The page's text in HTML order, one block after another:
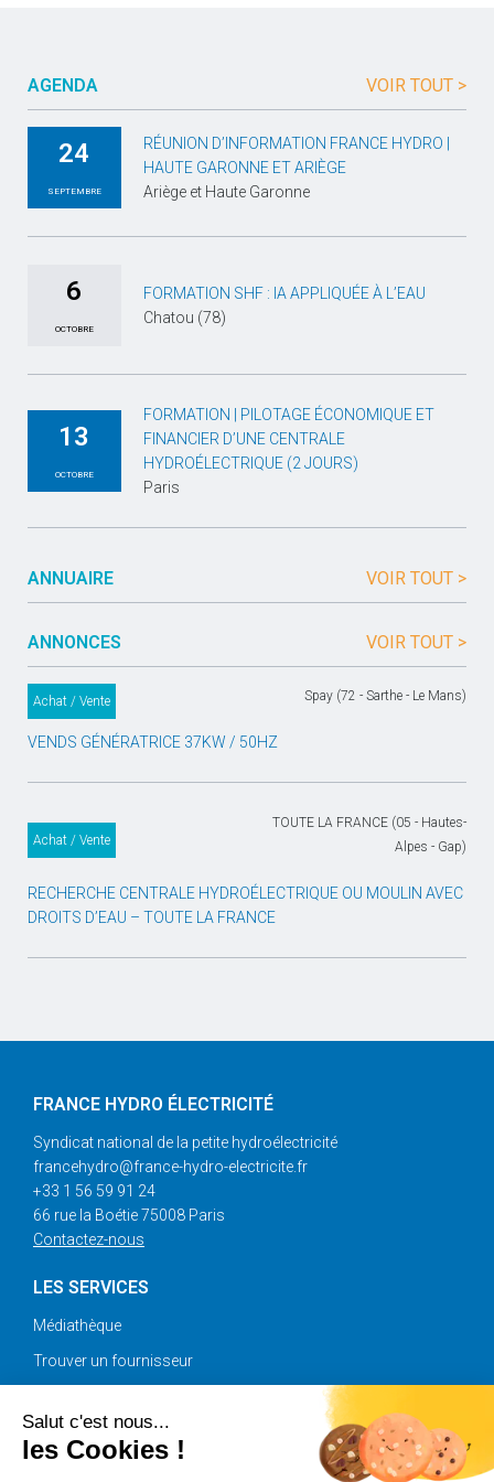
AGENDA VOIR TOUT >
24
SEPTEMBRE
RÉUNION D’INFORMATION FRANCE HYDRO |
HAUTE GARONNE ET ARIÈGE
Ariège et Haute Garonne
6
OCTOBRE
FORMATION SHF : IA APPLIQUÉE À L’EAU
Chatou (78)
13
OCTOBRE
FORMATION | PILOTAGE ÉCONOMIQUE ET
FINANCIER D’UNE CENTRALE
HYDROÉLECTRIQUE (2 JOURS)
Paris
ANNUAIRE VOIR TOUT >
ANNONCES VOIR TOUT >
Achat / Vente Spay (72 - Sarthe - Le Mans)
VENDS GÉNÉRATRICE 37KW / 50HZ
Achat / Vente
TOUTE LA FRANCE (05 - Hautes-
Alpes - Gap)
RECHERCHE CENTRALE HYDROÉLECTRIQUE OU MOULIN AVEC
DROITS D’EAU – TOUTE LA FRANCE
FRANCE HYDRO ÉLECTRICITÉ
Syndicat national de la petite hydroélectricité
francehydro@france-hydro-electricite.fr
+33 1 56 59 91 24
66 rue la Boétie 75008 Paris
Contactez-nous
LES SERVICES
Médiathèque
Trouver un fournisseur
SUIVEZ-NOUS
Salut c'est nous...
les Cookies !